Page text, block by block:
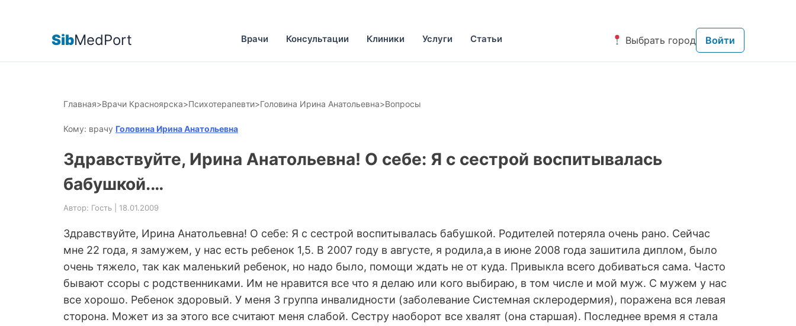
SibMedPort Врачи Консультации Клиники Услуги Статьи Выбрать город Войти
Главная>Врачи Красноярска>Психотерапевти>Головина Ирина Анатольевна>Вопросы
Кому: врачу Головина Ирина Анатольевна
Здравствуйте, Ирина Анатольевна! О себе: Я с сестрой воспитывалась
бабушкой.…
Автор: Гость | 18.01.2009
Здравствуйте, Ирина Анатольевна! О себе: Я с сестрой воспитывалась бабушкой. Родителей потеряла очень рано. Сейчас
мне 22 года, я замужем, у нас есть ребенок 1,5. В 2007 году в августе, я родила,а в июне 2008 года зашитила диплом, было
очень тяжело, так как маленький ребенок, но надо было, помощи ждать не от куда. Привыкла всего добиваться сама. Часто
бывают ссоры с родственниками. Им не нравится все что я делаю или кого выбираю, в том числе и мой муж. С мужем у нас
все хорошо. Ребенок здоровый. У меня 3 группа инвалидности (заболевание Системная склеродермия), поражена вся левая
сторона. Может из за этого все считают меня слабой. Сестру наоборот все хвалят (она старшая). Последнее время я стала